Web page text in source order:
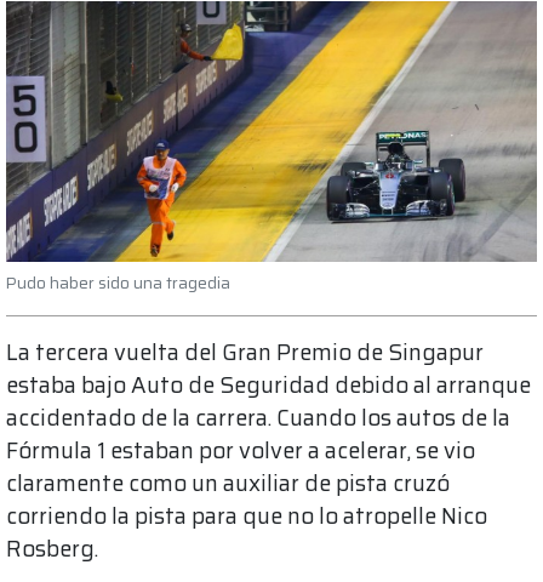
Pudo haber sido una tragedia
La tercera vuelta del Gran Premio de Singapur
estaba bajo Auto de Seguridad debido al arranque
accidentado de la carrera. Cuando los autos de la
Fórmula 1 estaban por volver a acelerar, se vio
claramente como un auxiliar de pista cruzó
corriendo la pista para que no lo atropelle Nico
Rosberg.